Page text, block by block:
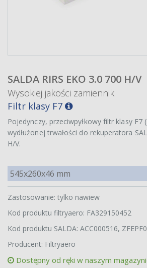
SALDA RIRS EKO 3.0 700 H/V
Wysokiej jakości zamiennik
Filtr klasy F7
Pojedynczy, przeciwpyłkowy filtr klasy F7
wydłużonej trwałości do rekuperatora
H/V.
545x260x46 mm
Zastosowanie: tylko nawiew
Kod produktu filtryaero: FA329150452
Kod produktu SALDA: ACC000516,
Producent: Filtryaero
Dostępny od ręki w naszym